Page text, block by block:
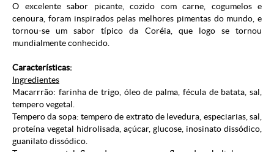
O excelente sabor picante, cozido com carne, cogumelos e
cenoura, foram inspirados pelas melhores pimentas do mundo, e
tornou-se um sabor típico da Coréia, que logo se tornou
mundialmente conhecido.
Características:
Ingredientes
Macarrrão: farinha de trigo, óleo de palma, fécula de batata, sal,
tempero vegetal.
Tempero da sopa: tempero de extrato de levedura, especiarias, sal,
proteína vegetal hidrolisada, açúcar, glucose, inosinato dissódico,
guanilato dissódico.